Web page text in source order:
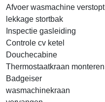
Afvoer wasmachine verstopt
lekkage stortbak
Inspectie gasleiding
Controle cv ketel
Douchecabine
Thermostaatkraan monteren
Badgeiser
wasmachinekraan